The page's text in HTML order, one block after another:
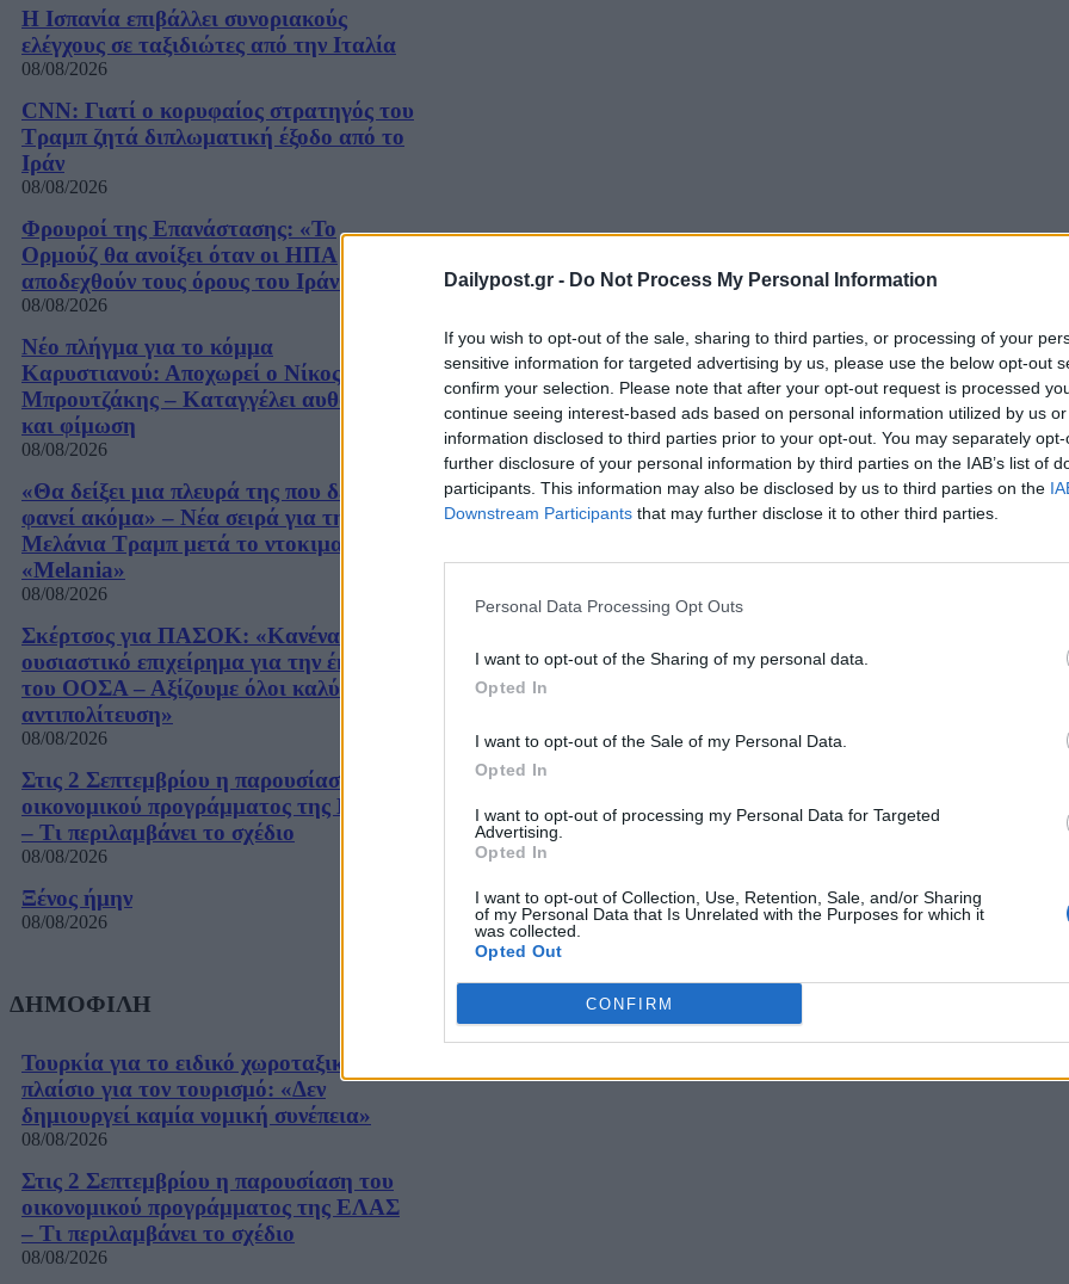
Dailypost.gr - Do Not Process My Personal Information
If you wish to opt-out of the sale, sharing to third parties, or processing of your
sensitive information for targeted advertising by us, please use the below opt-out
confirm your selection. Please note that after your opt-out request is processed
continue seeing interest-based ads based on personal information utilized by us
information disclosed to third parties prior to your opt-out. You may separately
further disclosure of your personal information by third parties on the IAB’s list of
participants. This information may also be disclosed by us to third parties on the
Downstream Participants that may further disclose it to other third parties.
Personal Data Processing Opt Outs
I want to opt-out of the Sharing of my personal data.
Opted In
I want to opt-out of the Sale of my Personal Data.
Opted In
I want to opt-out of processing my Personal Data for Targeted
Advertising.
Opted In
I want to opt-out of Collection, Use, Retention, Sale, and/or Sharing
of my Personal Data that Is Unrelated with the Purposes for which it
was collected.
Opted Out
CONFIRM
Η Ισπανία επιβάλλει συνοριακούς
ελέγχους σε ταξιδιώτες από την Ιταλία
08/08/2026
CNN: Γιατί ο κορυφαίος στρατηγός του
Τραμπ ζητά διπλωματική έξοδο από το
Ιράν
08/08/2026
Φρουροί της Επανάστασης: «Το
Ορμούζ θα ανοίξει όταν οι ΗΠΑ
αποδεχθούν τους όρους του Ιράν»
08/08/2026
Νέο πλήγμα για το κόμμα
Καρυστιανού: Αποχωρεί ο Νίκος
Μπρουτζάκης – Καταγγέλει αυθαιρεσία
και φίμωση
08/08/2026
«Θα δείξει μια πλευρά της που δεν έχει
φανεί ακόμα» – Νέα σειρά για τη
Μελάνια Τραμπ μετά το ντοκιμαντέρ
«Melania»
08/08/2026
Σκέρτσος για ΠΑΣΟΚ: «Κανένα
ουσιαστικό επιχείρημα για την έκθεση
του ΟΟΣΑ – Αξίζουμε όλοι καλύτερη
αντιπολίτευση»
08/08/2026
Στις 2 Σεπτεμβρίου η παρουσίαση του
οικονομικού προγράμματος της ΕΛΑΣ
– Τι περιλαμβάνει το σχέδιο
08/08/2026
Ξένος ήμην
08/08/2026
ΔΗΜΟΦΙΛΗ
Τουρκία για το ειδικό χωροταξικό
πλαίσιο για τον τουρισμό: «Δεν
δημιουργεί καμία νομική συνέπεια»
08/08/2026
Στις 2 Σεπτεμβρίου η παρουσίαση του
οικονομικού προγράμματος της ΕΛΑΣ
– Τι περιλαμβάνει το σχέδιο
08/08/2026